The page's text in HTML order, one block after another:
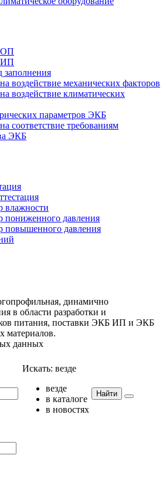
ОП
ИП
заполнения
воздействие механических факторов
воздействие климатических
параметров ЭКБ
соответствие требованиям
ЭКБ
влажности
пониженного давления
повышенного давления
динамично
в области разработки и
питания, поставки ЭКБ ИП и ЭКБ
материалов.
данных
Искать: везде
везде
в каталоге
в новостях
Найти